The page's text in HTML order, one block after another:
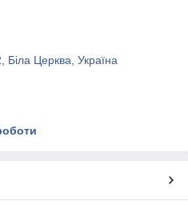
Біла Церква, Україна